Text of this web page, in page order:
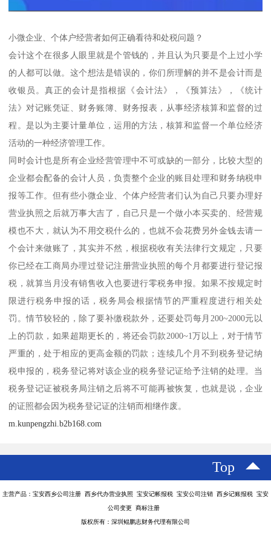
小微企业、个体户经营者如何正确看待和处税问题？
会计这个在很多人眼里就是个管钱的，并且认为只要是个上过小学
的人都可以做。这个想法是错误的，你们所理解的并不是会计而是
收银员。真正的会计是指根据《会计法》，《预算法》，《统计
法》对记账凭证、财务账簿、财务报表，从事经济核算和监督的过
程。是以为主要计量单位，运用的方法，核算和监督一个单位经济
活动的一种经济管理工作。
同时会计也是所有企业经营管理中不可或缺的一部分，比较大型的
企业都会配备的会计人员，负责整个企业的账目处理和财务纳税申
报等工作。但有些小微企业、个体户经营者们认为自己只要办理好
营业执照之后就万事大吉了，自己只是一个做小本买卖的、经营规
模也不大，就认为不用交税什么的，也就不会花费另外金钱去请一
个会计来做账了，其实并不然，根据税收有关法律行文规定，只要
你已经在工商局办理过登记注册营业执照的每个月都要进行登记报
税，就算当月没有销售收入也要进行零税务申报。如果不按规定时
限进行税务申报的话，税务局会根据情节的严重程度进行相关处
罚。情节较轻的，除了要补缴税款外，还要处罚每月200~2000元以
上的罚款，如果超期更长的，将还会罚款2000~1万以上，对于情节
严重的，处于相应的更高金额的罚款；连续几个月不到税务登记纳
税申报的，税务登记将对该企业的税务登记证给予注销的处理。当
税务登记证被税务局注销之后将不可能再被恢复，也就是说，企业
的证照都会因为税务登记证的注销而相继作废。
m.kunpengzhi.b2b168.com
Top
主营产品：宝安西乡公司注册 西乡代办营业执照 宝安记帐报税 宝安公司注销 西乡记账报税 宝安
公司变更 商标注册
版权所有：深圳鲲鹏志财务代理有限公司